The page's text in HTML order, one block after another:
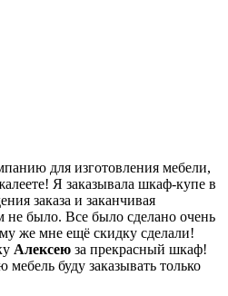
для изготовления мебели,
Я заказывала шкаф-купе в
заказа и заканчивая
было. Все было сделано очень
же мне ещё скидку сделали!
Алексею за прекрасный шкаф!
буду заказывать только